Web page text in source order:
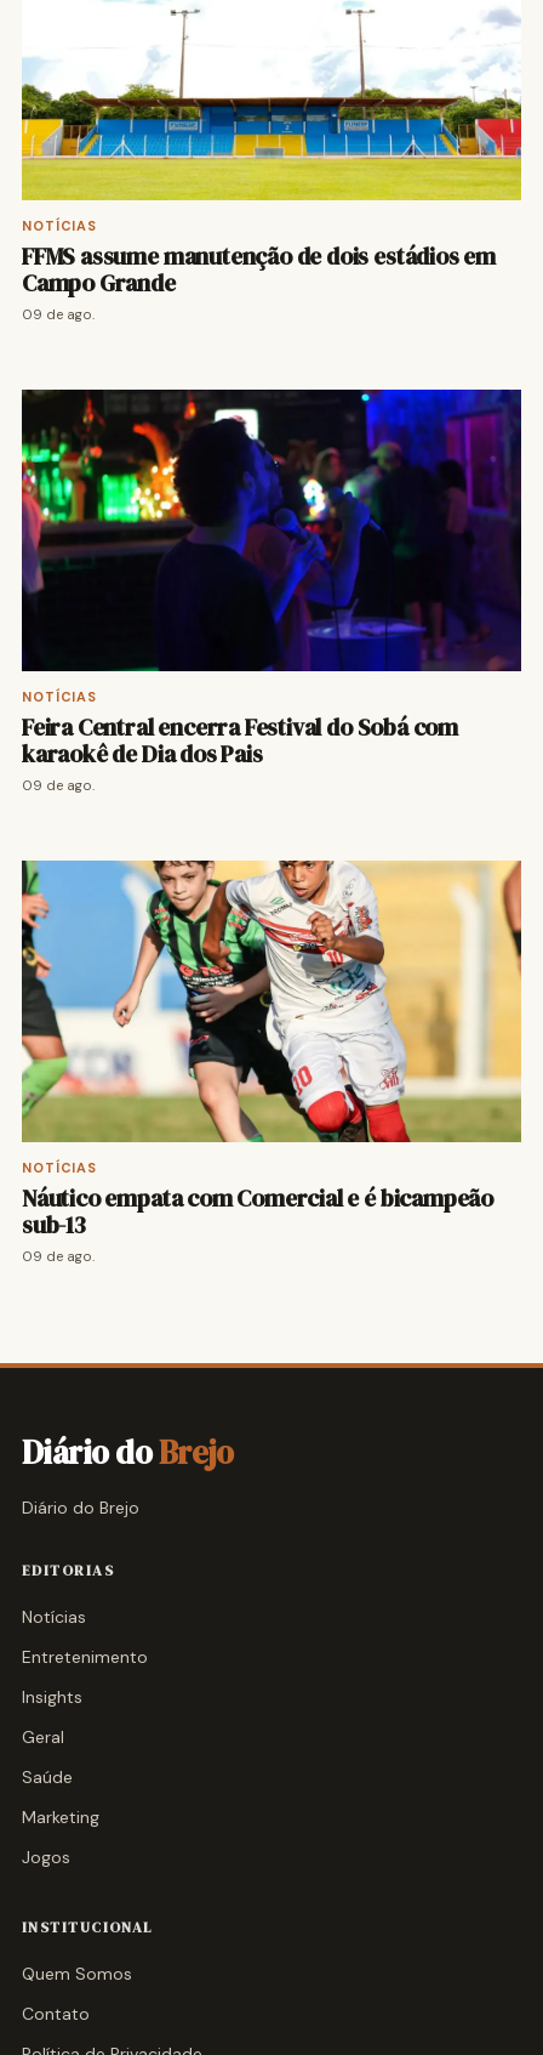
NOTÍCIAS
FFMS assume manutenção de dois estádios em
Campo Grande
09 de ago.
NOTÍCIAS
Feira Central encerra Festival do Sobá com
karaokê de Dia dos Pais
09 de ago.
NOTÍCIAS
Náutico empata com Comercial e é bicampeão
sub-13
09 de ago.
Diário doBrejo
Diário do Brejo
EDITORIAS
Notícias
Entretenimento
Insights
Geral
Saúde
Marketing
Jogos
INSTITUCIONAL
Quem Somos
Contato